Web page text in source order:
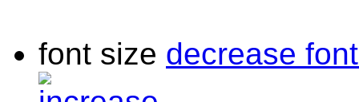
font size decrease